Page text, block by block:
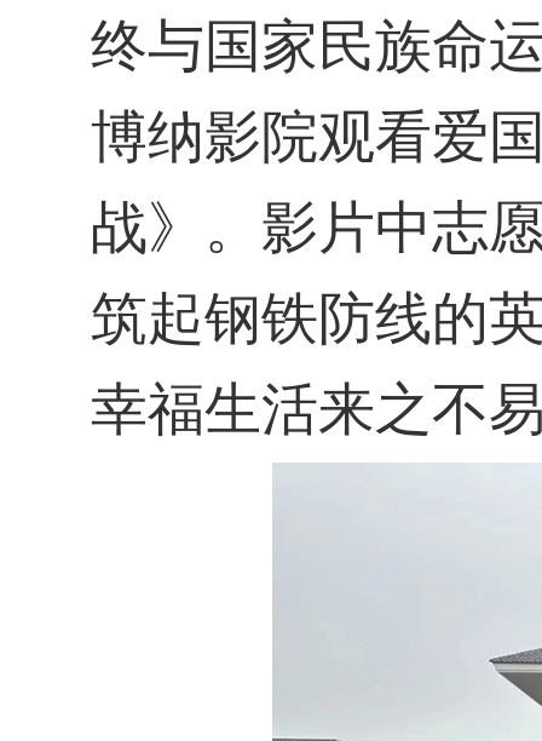
终与国家民族命
博纳影院观看爱
战》。影片中志
筑起钢铁防线的
幸福生活来之不